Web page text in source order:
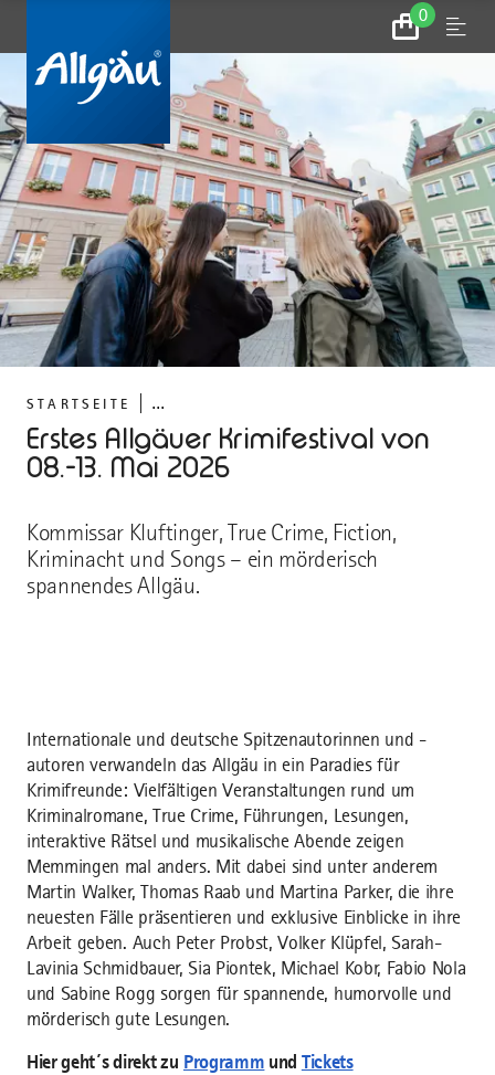
0
Zum
Warenkorb
Menu
STARTSEITE ...
Erstes Allgäuer Krimifestival von
08.-13. Mai 2026
Kommissar Kluftinger, True Crime, Fiction,
Kriminacht und Songs – ein mörderisch
spannendes Allgäu.
Internationale und deutsche Spitzenautorinnen und -
autoren verwandeln das Allgäu in ein Paradies für
Krimifreunde: Vielfältigen Veranstaltungen rund um
Kriminalromane, True Crime, Führungen, Lesungen,
interaktive Rätsel und musikalische Abende zeigen
Memmingen mal anders. Mit dabei sind unter anderem
Martin Walker, Thomas Raab und Martina Parker, die ihre
neuesten Fälle präsentieren und exklusive Einblicke in ihre
Arbeit geben. Auch Peter Probst, Volker Klüpfel, Sarah-
Lavinia Schmidbauer, Sia Piontek, Michael Kobr, Fabio Nola
und Sabine Rogg sorgen für spannende, humorvolle und
mörderisch gute Lesungen.
Hier geht´s direkt zu Programm und Tickets